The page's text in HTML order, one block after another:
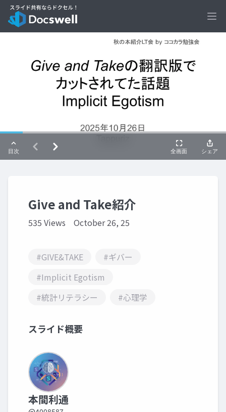
Give and Take紹介
535 Views October 26, 25
#GIVE&TAKE
#ギバー
#Implicit Egotism
#統計リテラシー
#心理学
スライド概要
本間利通